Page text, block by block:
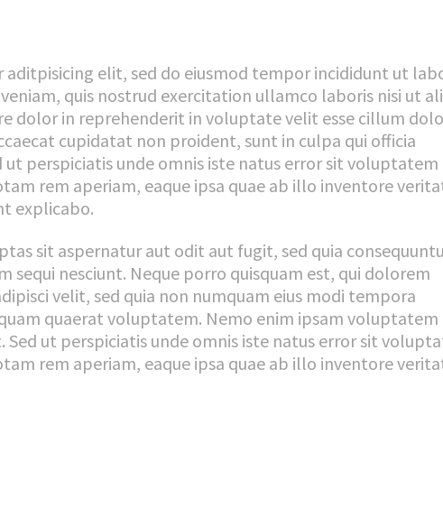
elit, sed do eiusmod tempor incididunt ut
quis nostrud exercitation ullamco laboris nisi ut
dolor in reprehenderit in voluptate velit esse cillum
cupidatat non proident, sunt in culpa qui officia
perspiciatis unde omnis iste natus error sit voluptatem
rem aperiam, eaque ipsa quae ab illo inventore
explicabo.
sit aspernatur aut odit aut fugit, sed quia
sequi nesciunt. Neque porro quisquam est, qui dolorem
velit, sed quia non numquam eius modi tempora
quaerat voluptatem. Nemo enim ipsam voluptatem
ut perspiciatis unde omnis iste natus error sit
rem aperiam, eaque ipsa quae ab illo inventore